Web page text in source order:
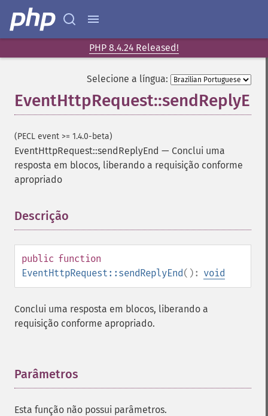
PHP 8.4.24 Released!
Selecione a língua:
(PECL event >= 1.4.0-beta)
EventHttpRequest::sendReplyEnd — Conclui uma
resposta em blocos, liberando a requisição conforme
apropriado
Descrição
public function
EventHttpRequest::sendReplyEnd(): void
Conclui uma resposta em blocos, liberando a
requisição conforme apropriado.
Parâmetros
Esta função não possui parâmetros.